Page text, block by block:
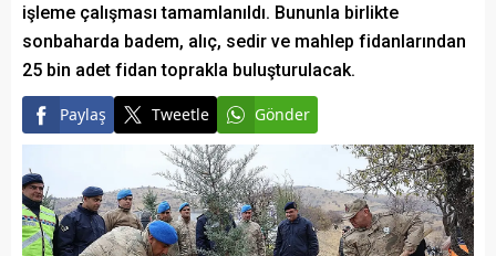
işleme çalışması tamamlanıldı. Bununla birlikte
sonbaharda badem, alıç, sedir ve mahlep fidanlarından
25 bin adet fidan toprakla buluşturulacak.
Paylaş Tweetle Gönder